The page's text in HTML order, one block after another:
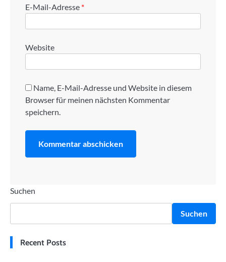
E-Mail-Adresse *
Website
Name, E-Mail-Adresse und Website in diesem
Browser für meinen nächsten Kommentar
speichern.
Suchen
Suchen
Recent Posts